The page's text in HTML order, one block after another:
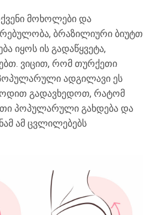
მოხოლები და
ბრაზილიური ბიუტთ
იყოს ის გადაწყვეტა,
ვიცით, რომ თურქეთი
ადგილავი ეს
გადავხედოთ, რატომ
პოპულარული გახდება და
ამ ცვლილებებს